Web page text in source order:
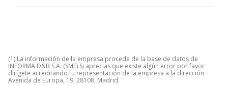
(1) La información de la empresa procede de la base de datos de
INFORMA D&B S.A. (SME) Si aprecias que existe algún error por favor
dirígete acreditando tu representación de la empresa a la dirección
Avenida de Europa, 19, 28108, Madrid.